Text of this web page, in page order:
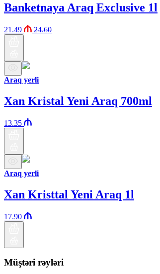
Banketnaya Araq Exclusive 1l
21.49 24.60
Araq yerli
Xan Kristal Yeni Araq 700ml
13.35
Araq yerli
Xan Kristtal Yeni Araq 1l
17.90
Müştəri rəyləri